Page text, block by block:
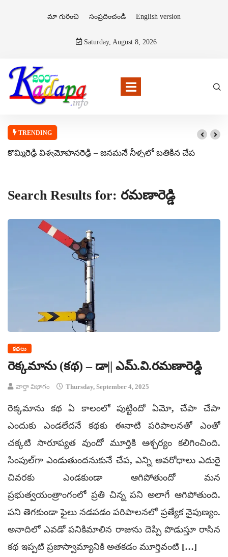
మా గురించి సంప్రదించండి English version
Saturday, August 8, 2026
TRENDING
కొమ్మిరెడ్డి విశ్వమోహనరెడ్డి – జనమనే నీళ్ళలో బతికిన చేప
Search Results for: రమణారెడ్డి
కథలు
రెక్కమాను (కథ) – డా|| ఎమ్‌.వి.రమణారెడ్డి
వార్తా విభాగం Thursday, September 4, 2025
రెక్కమాను కథ ఏ కాలంలో పుట్టిందో ఏమో, చేపా చేపా
ఎందుకు ఎండలేదనే కథకు ఈనాటి పరిపాలనతో ఎంతో
చక్కటి సారూప్యత వుందో మూర్తికి ఆశ్చర్యం కలిగించింది.
సింపుల్‌గా ఎండుతుందనుకునే చేప, ఎన్ని అవరోధాలు ఎదురై
చివరకు ఎండకుండా ఆగిపోతుందో మన
ప్రభుత్వయంత్రాంగంలో ప్రతి చిన్న పని అలాగే ఆగిపోతుంది.
పని తెగకుండా ఫైలు నడపడం పరిపాలనలో ప్రత్యేక నైపుణ్యం.
అనాదిలో ఎవడో పనికిమాలిన రాజును దెప్పి పొడుస్తూ రాసిన
కథ ఇప్పటి ప్రజాస్వామ్యానికి అతకడం మూర్తివంటి […]